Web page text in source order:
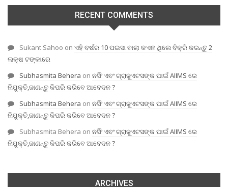
RECENT COMMENTS
Sukant Sahoo on ଏହି ବର୍ଷର 10 ପଇସା ବାଲା କଏନ ଥିଲେ ବିକ୍ରି କରନ୍ତୁ 2
ଲକ୍ଷ ଟଙ୍କାରେ
Subhasmita Behera on ନର୍ସିଂ ଏବଂ ଗ୍ରାଜୁଏଟସଙ୍କ ପାଇଁ AIIMS ରେ
ନିଯୁକ୍ତି,ଜାଣନ୍ତୁ କିପରି କରିବେ ଆବେଦନ ?
Subhasmita Behera on ନର୍ସିଂ ଏବଂ ଗ୍ରାଜୁଏଟସଙ୍କ ପାଇଁ AIIMS ରେ
ନିଯୁକ୍ତି,ଜାଣନ୍ତୁ କିପରି କରିବେ ଆବେଦନ ?
Subhasmita Behera on ନର୍ସିଂ ଏବଂ ଗ୍ରାଜୁଏଟସଙ୍କ ପାଇଁ AIIMS ରେ
ନିଯୁକ୍ତି,ଜାଣନ୍ତୁ କିପରି କରିବେ ଆବେଦନ ?
ARCHIVES